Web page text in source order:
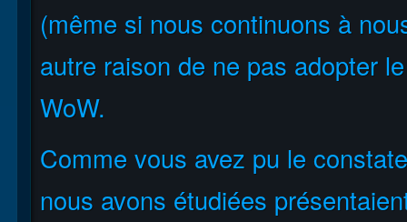
(même si nous continuons à
autre raison de ne pas adopter
WoW.
Comme vous avez pu le
nous avons étudiées